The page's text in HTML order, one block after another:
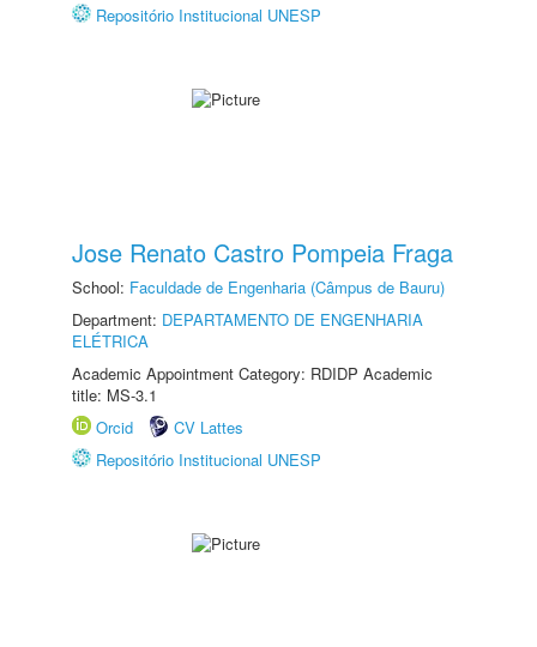
Repositório Institucional UNESP
Jose Renato Castro Pompeia Fraga
School: Faculdade de Engenharia (Câmpus de Bauru)
Department: DEPARTAMENTO DE ENGENHARIA
ELÉTRICA
Academic Appointment Category: RDIDP Academic
title: MS-3.1
Orcid
CV Lattes
Repositório Institucional UNESP